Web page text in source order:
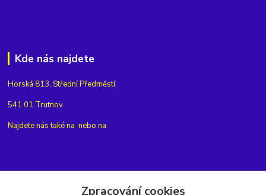
Kde nás najdete
Horská 813, Střední Předměstí,
541 01 Trutnov
Najdete nás také na nebo na
Zpracování cookies